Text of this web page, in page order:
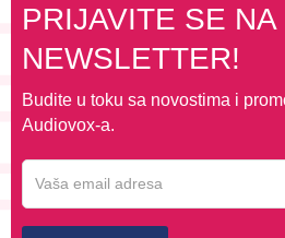
PRIJAVITE SE NA
NEWSLETTER!
Budite u toku sa novostima i
Audiovox-a.